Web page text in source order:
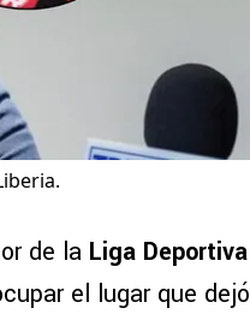
de la Liga Deportiva
el lugar que dejó